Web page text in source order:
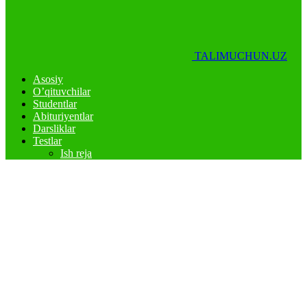
TALIMUCHUN.UZ
Asosiy
O’qituvchilar
Studentlar
Abituriyentlar
Darsliklar
Testlar
Ish reja